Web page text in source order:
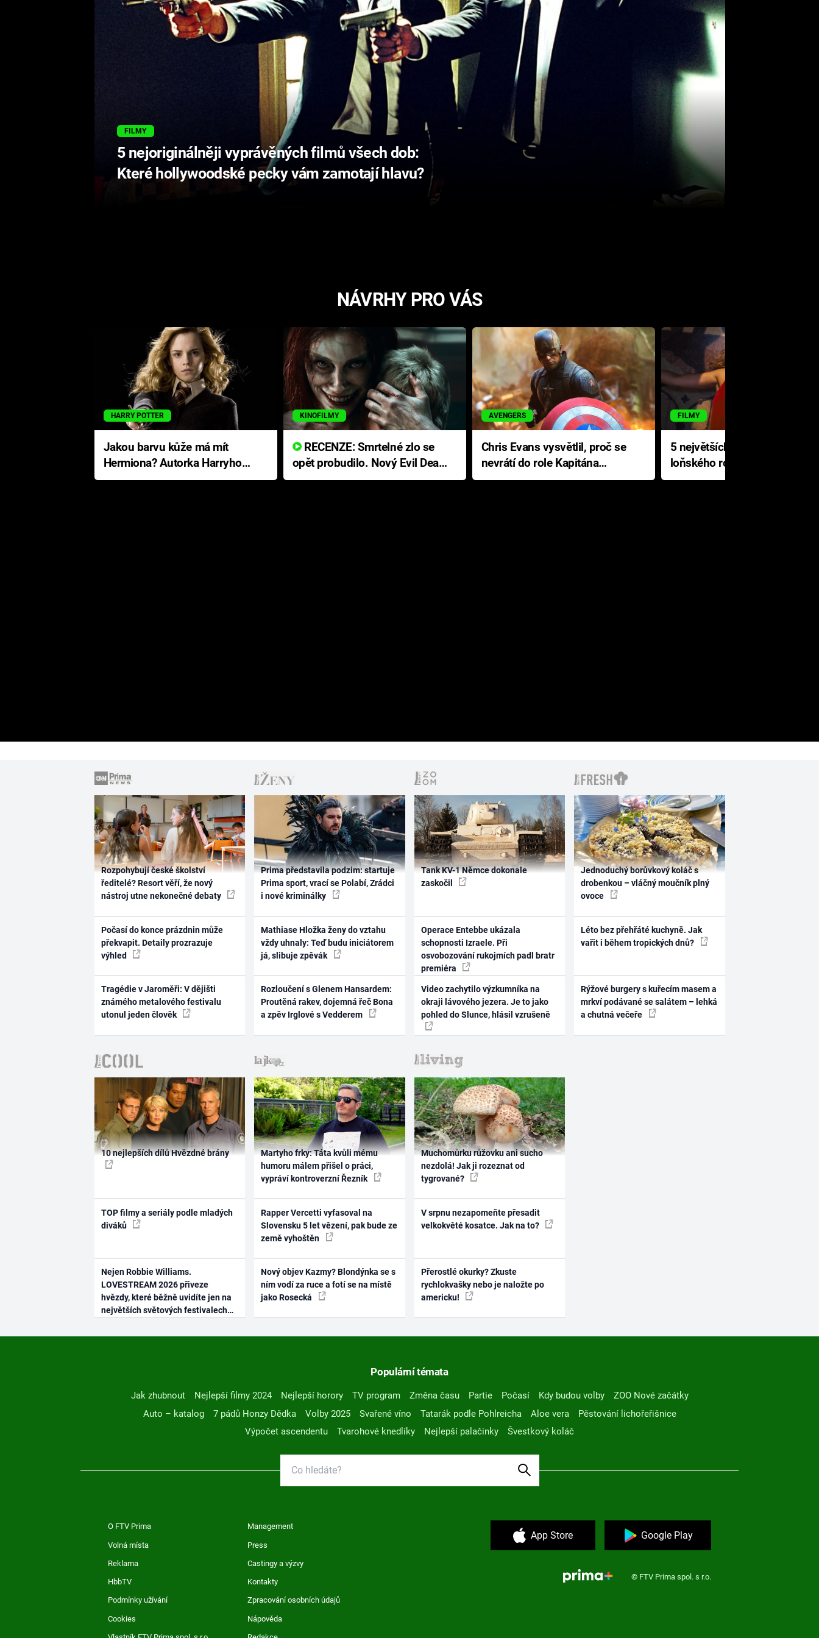
FILMY
5 nejoriginálněji vyprávěných filmů všech dob:
Které hollywoodské pecky vám zamotají hlavu?
NÁVRHY PRO VÁS
HARRY POTTER
Jakou barvu kůže má mít
Hermiona? Autorka Harryho
Pottera přišla s ráznou
KINOFILMY
RECENZE: Smrtelné zlo se
opět probudilo. Nový Evil Dead
přichází s neodolatelnou
AVENGERS
Chris Evans vysvětlil, proč se
nevrátí do role Kapitána
Ameriky
FILMY
5 největších propadáků
loňského roku: Disney na
jediné katastrofě prodělal 200
Rozpohybují české školství
ředitelé? Resort věří, že nový
nástroj utne nekonečné debaty
Počasí do konce prázdnin může
překvapit. Detaily prozrazuje
výhled
Tragédie v Jaroměři: V dějišti
známého metalového festivalu
utonul jeden člověk
Prima představila podzim: startuje
Prima sport, vrací se Polabí, Zrádci
i nové kriminálky
Mathiase Hložka ženy do vztahu
vždy uhnaly: Teď budu iniciátorem
já, slibuje zpěvák
Rozloučení s Glenem Hansardem:
Proutěná rakev, dojemná řeč Bona
a zpěv Irglové s Vedderem
Tank KV-1 Němce dokonale
zaskočil
Operace Entebbe ukázala
schopnosti Izraele. Při
osvobozování rukojmích padl bratr
premiéra
Video zachytilo výzkumníka na
okraji lávového jezera. Je to jako
pohled do Slunce, hlásil vzrušeně
Jednoduchý borůvkový koláč s
drobenkou – vláčný moučník plný
ovoce
Léto bez přehřáté kuchyně. Jak
vařit i během tropických dnů?
Rýžové burgery s kuřecím masem a
mrkví podávané se salátem – lehká
a chutná večeře
10 nejlepších dílů Hvězdné brány
TOP filmy a seriály podle mladých
diváků
Nejen Robbie Williams.
LOVESTREAM 2026 přiveze
hvězdy, které běžně uvidíte jen na
největších světových festivalech
Martyho frky: Táta kvůli mému
humoru málem přišel o práci,
vypráví kontroverzní Řezník
Rapper Vercetti vyfasoval na
Slovensku 5 let vězení, pak bude ze
země vyhoštěn
Nový objev Kazmy? Blondýnka se s
ním vodí za ruce a fotí se na místě
jako Rosecká
Muchomůrku růžovku ani sucho
nezdolá! Jak ji rozeznat od
tygrované?
V srpnu nezapomeňte přesadit
velkokvěté kosatce. Jak na to?
Přerostlé okurky? Zkuste
rychlokvašky nebo je naložte po
americku!
Populární témata
Jak zhubnout Nejlepší filmy 2024 Nejlepší horory TV program Změna času Partie Počasí Kdy budou volby
ZOO Nové začátky
Auto – katalog
7 pádů Honzy Dědka Volby 2025 Svařené víno Tatarák podle Pohlreicha Aloe vera
Pěstování lichořeřišnice
Výpočet ascendentu
Tvarohové knedlíky Nejlepší palačinky Švestkový koláč
O FTV Prima Management
Volná místa Press
Reklama Castingy a výzvy
HbbTV Kontakty
Podmínky užívání Zpracování osobních údajů
Cookies Nápověda
App Store Google Play
© FTV Prima spol. s r.o.